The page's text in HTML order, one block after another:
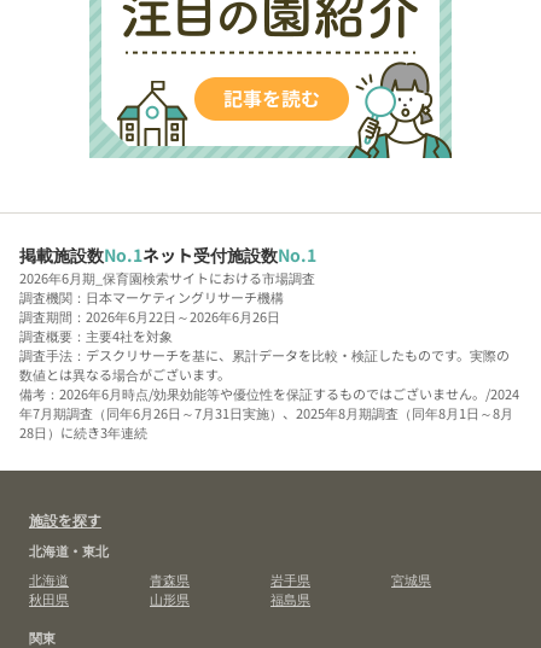
掲載施設数No.1ネット受付施設数No.1
2026年6月期_保育園検索サイトにおける市場調査
調査機関：日本マーケティングリサーチ機構
調査期間：2026年6月22日～2026年6月26日
調査概要：主要4社を対象
調査手法：デスクリサーチを基に、累計データを比較・検証したものです。実際の
数値とは異なる場合がございます。
備考：2026年6月時点/効果効能等や優位性を保証するものではございません。/2024
年7月期調査（同年6月26日～7月31日実施）、2025年8月期調査（同年8月1日～8月
28日）に続き3年連続
施設を探す
北海道・東北
北海道
青森県 岩手県
宮城県
秋田県
山形県
福島県
関東